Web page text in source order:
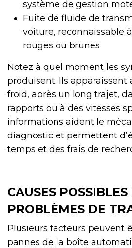
système de gestion
Fuite de fluide de
voiture, reconnaissable
rouges ou brunes
Notez à quel moment les
produisent. Ils apparaissent
froid, après un long trajet,
rapports ou à des vitesses
informations aident le
diagnostic et permettent
temps et des frais de
CAUSES POSSIBLES
PROBLÈMES DE
Plusieurs facteurs peuvent
pannes de la boîte